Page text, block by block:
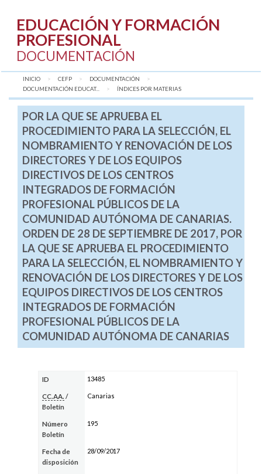
EDUCACIÓN Y FORMACIÓN
PROFESIONAL
DOCUMENTACIÓN
INICIO CEFP
DOCUMENTACIÓN
DOCUMENTACIÓN EDUCAT...
AQUÍ:
ÍNDICES POR MATERIAS
POR LA QUE SE APRUEBA EL
PROCEDIMIENTO PARA LA SELECCIÓN, EL
NOMBRAMIENTO Y RENOVACIÓN DE LOS
DIRECTORES Y DE LOS EQUIPOS
DIRECTIVOS DE LOS CENTROS
INTEGRADOS DE FORMACIÓN
PROFESIONAL PÚBLICOS DE LA
COMUNIDAD AUTÓNOMA DE CANARIAS.
ORDEN DE 28 DE SEPTIEMBRE DE 2017, POR
LA QUE SE APRUEBA EL PROCEDIMIENTO
PARA LA SELECCIÓN, EL NOMBRAMIENTO Y
RENOVACIÓN DE LOS DIRECTORES Y DE LOS
EQUIPOS DIRECTIVOS DE LOS CENTROS
INTEGRADOS DE FORMACIÓN
PROFESIONAL PÚBLICOS DE LA
COMUNIDAD AUTÓNOMA DE CANARIAS
ID 13485
CC.AA. /
Boletín
Canarias
Número
Boletín
195
Fecha de
disposición
28/09/2017